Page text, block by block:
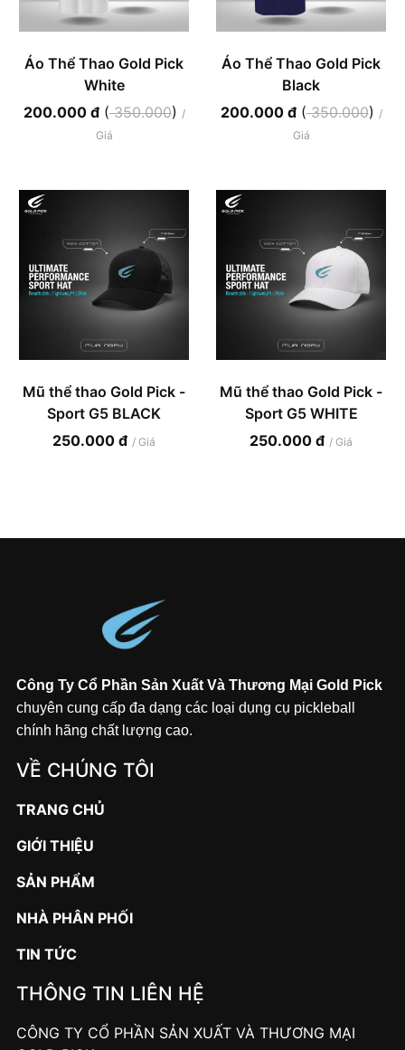
Áo Thể Thao Gold Pick
White
200.000 đ(350.000) /
Giá
Áo Thể Thao Gold Pick
Black
200.000 đ(350.000) /
Giá
Mũ thể thao Gold Pick -
Sport G5 BLACK
250.000 đ / Giá
Mũ thể thao Gold Pick -
Sport G5 WHITE
250.000 đ / Giá
Công Ty Cổ Phần Sản Xuất Và Thương Mại Gold Pick
chuyên cung cấp đa dạng các loại dụng cụ pickleball
chính hãng chất lượng cao.
VỀ CHÚNG TÔI
TRANG CHỦ
GIỚI THIỆU
SẢN PHẨM
NHÀ PHÂN PHỐI
TIN TỨC
THÔNG TIN LIÊN HỆ
CÔNG TY CỔ PHẦN SẢN XUẤT VÀ THƯƠNG MẠI